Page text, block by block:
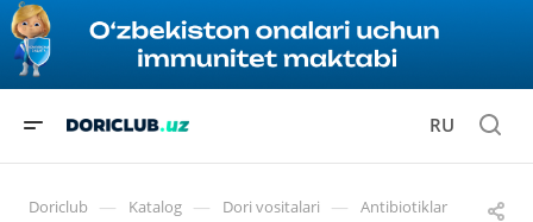
RU
Doriclub — Katalog — Dori vositalari — Antibiotiklar